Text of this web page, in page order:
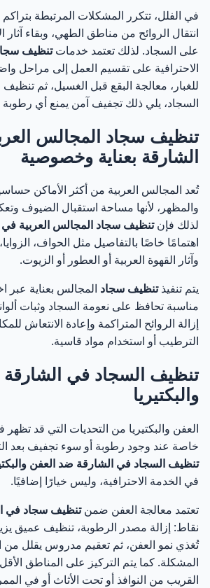
في الفلل، تتكرر المشكلات المرتبطة بتراكم
انتقال الروائح من مناطق الطهي، وبقاء آثار
على السجاد. لذلك تعتمد خدماتتنظيف
الاحترافية على تقسيم العمل إلى مراحل
للغبار، معالجة البقع قبل الغسيل، ثم
السجاد، يلي ذلك تجفيف آمن يمنع أي رطوبة
تنظيف سجاد المجالس
الشارقة بعناية وخصوصية
تُعد المجالس العربية من أكثر الأماكن
والمظهر، لأنها مساحة استقبال الضيوف
لذلك فإنتنظيف سجاد المجالس العربية في
اهتمامًا خاصًا بالتفاصيل مثل الحواف،
وآثار القهوة العربية أو العطور أو الزيوت.
يتم تنفيذتنظيف سجاد المجالس بعناية عبر
مناسبة تحافظ على نعومة السجاد وثبات
إزالة الروائح المتراكمة وإعادة الانتعاش
الترطيب أو استخدام مواد قاسية.
تنظيف السجاد في
والبكتيريا
العفن والبكتيريا من التحديات التي قد
خاصة عند وجود رطوبة أو سوء تجفيف بعد
تنظيف السجاد في الشارقة ضد العفن
في الخدمة الاحترافية، وليس خيارًا إضافيًا.
تعتمد معالجة العفن ضمنتنظيف سجاد في
نقاط: إزالة مصدر الرطوبة، تنظيف عميق
تُغذي نمو العفن، ثم تعقيم مدروس يقلل من
المشكلة. كما يتم التركيز على المناطق
القريب من النوافذ أو تحت الأثاث أو في